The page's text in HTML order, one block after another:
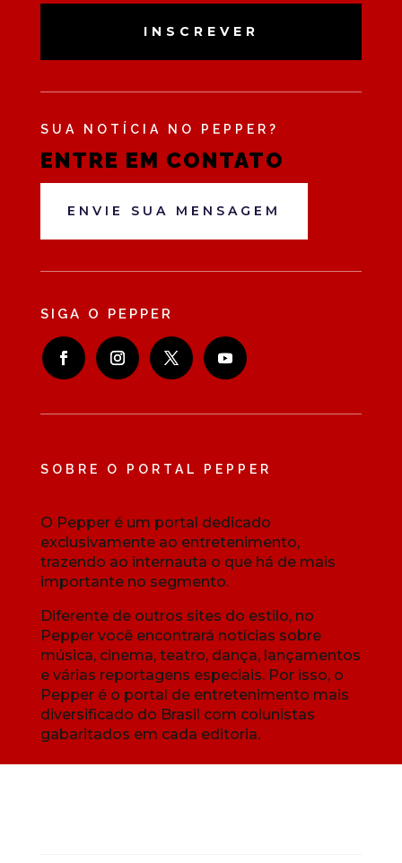
INSCREVER
SUA NOTÍCIA NO PEPPER?
ENTRE EM CONTATO
ENVIE SUA MENSAGEM
SIGA O PEPPER
SOBRE O PORTAL PEPPER
O Pepper é um portal dedicado
exclusivamente ao entretenimento,
trazendo ao internauta o que há de mais
importante no segmento.
Diferente de outros sites do estilo, no
Pepper você encontrará notícias sobre
música, cinema, teatro, dança, lançamentos
e várias reportagens especiais. Por isso, o
Pepper é o portal de entretenimento mais
diversificado do Brasil com colunistas
gabaritados em cada editoria.